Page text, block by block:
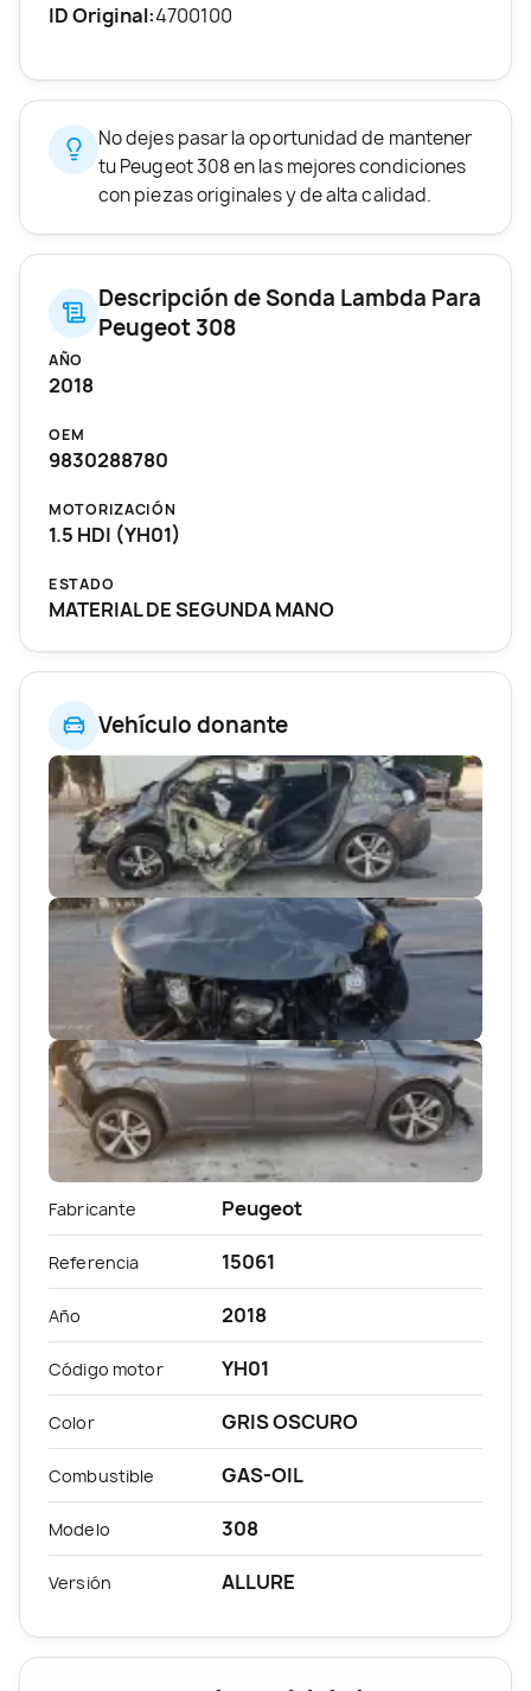
Vehículo donante
Fabricante Peugeot
Referencia 15061
Año 2018
Código motor YH01
Color GRIS OSCURO
Combustible GAS-OIL
Modelo 308
Versión ALLURE
ID Original:4700100
No dejes pasar la oportunidad de mantener
tu Peugeot 308 en las mejores condiciones
con piezas originales y de alta calidad.
Descripción de Sonda Lambda Para
Peugeot 308
AÑO
2018
OEM
9830288780
MOTORIZACIÓN
1.5 HDI (YH01)
ESTADO
MATERIAL DE SEGUNDA MANO